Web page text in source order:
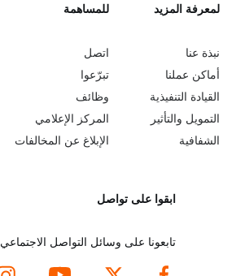
L
e
a
r
n
لمعرفة المزيد
نبذة عنا
أماكن عملنا
القيادة التنفيذية
التمويل والتأثير
الشفافية
G
o
b
e
y
n
d
للمساهمة
اتصل
تبرّعوا
وظائف
المركز الإعلامي
الإبلاغ عن المخالفات
ابقوا على تواصل
تابعونا على وسائل التواصل الاجتماعي